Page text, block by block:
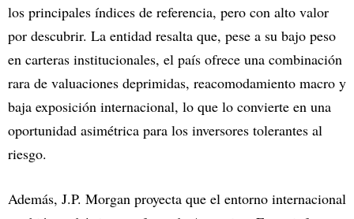
los principales índices de referencia, pero con alto valor
por descubrir. La entidad resalta que, pese a su bajo peso
en carteras institucionales, el país ofrece una combinación
rara de valuaciones deprimidas, reacomodamiento macro y
baja exposición internacional, lo que lo convierte en una
oportunidad asimétrica para los inversores tolerantes al
riesgo.
Además, J.P. Morgan proyecta que el entorno internacional